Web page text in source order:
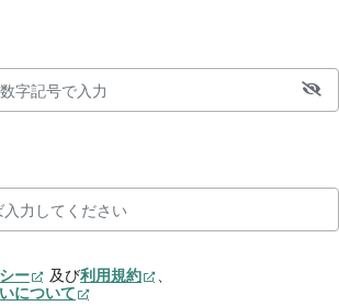
ー 及び利用規約
、
について